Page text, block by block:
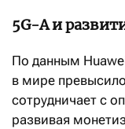
5G-A и
По данным
в мире
сотрудничает с
развивая